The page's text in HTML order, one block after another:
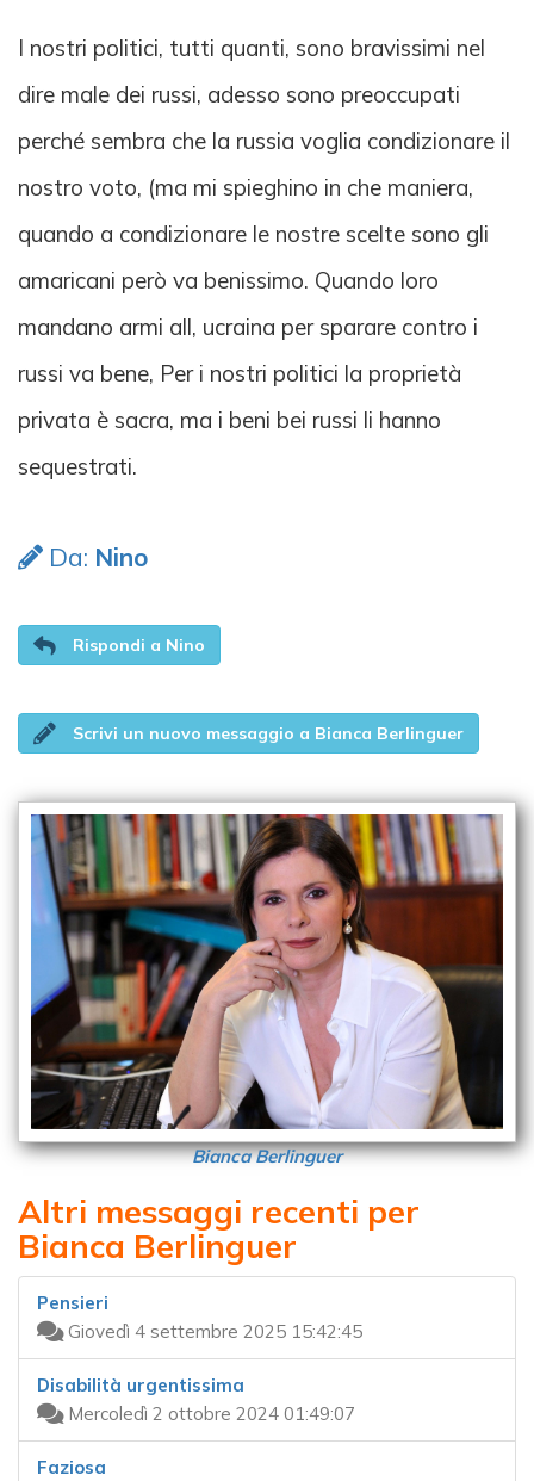
I nostri politici, tutti quanti, sono bravissimi nel
dire male dei russi, adesso sono preoccupati
perché sembra che la russia voglia condizionare il
nostro voto, (ma mi spieghino in che maniera,
quando a condizionare le nostre scelte sono gli
amaricani però va benissimo. Quando loro
mandano armi all, ucraina per sparare contro i
russi va bene, Per i nostri politici la proprietà
privata è sacra, ma i beni bei russi li hanno
sequestrati.
Da: Nino
Rispondi a Nino
Scrivi un nuovo messaggio a Bianca Berlinguer
Bianca Berlinguer
Altri messaggi recenti per
Bianca Berlinguer
Pensieri
Giovedì 4 settembre 2025 15:42:45
Disabilità urgentissima
Mercoledì 2 ottobre 2024 01:49:07
Faziosa